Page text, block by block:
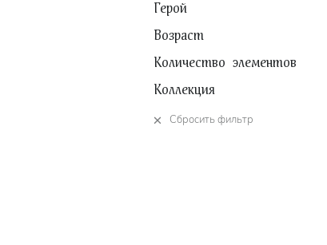
Герой
Возраст
Количество элементов
Коллекция
Сбросить фильтр